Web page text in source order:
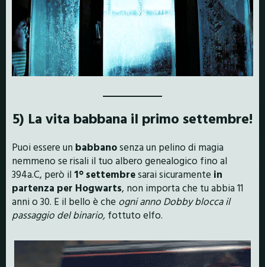
5) La vita babbana il primo settembre!
Puoi essere un babbanosenza un pelino di magia
nemmeno se risali il tuo albero genealogico fino al
394a.C, però il 1° settembresarai sicuramente in
partenza per Hogwarts, non importa che tu abbia 11
anni o 30. E il bello è che ogni anno Dobby blocca il
passaggio del binario, fottuto elfo.